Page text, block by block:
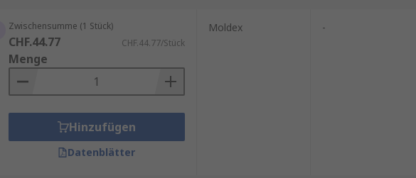
Zwischensumme (1 Stück)
CHF.44.77 CHF.44.77/Stück
Menge
Hinzufügen
Datenblätter
Moldex -